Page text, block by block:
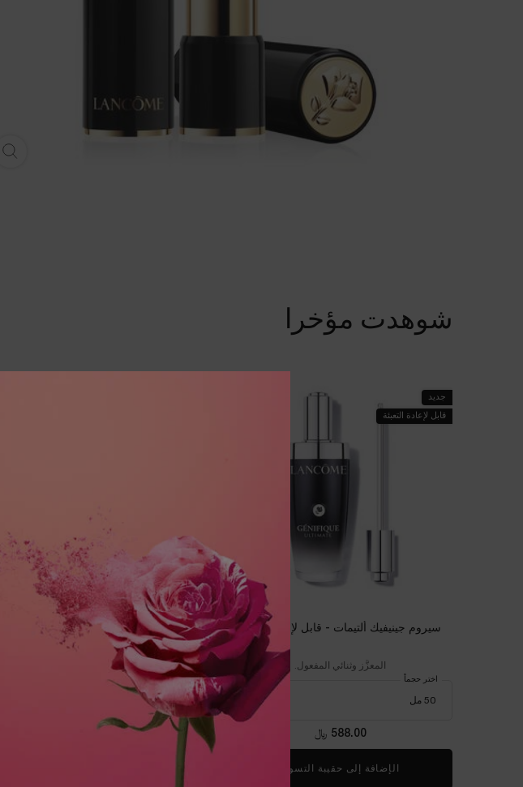
PDP Slot 1 Sectionشوهدت مؤخرا
جديد
قابل لإعادة التعبئة
سيروم جينيفيك ألتيمات - قابل لإعادة التعبئة
المعزَّز وثنائي المفعول.
اختر حجماً
588.00 ﷼
الإضافة إلى حقيبة التسوق
سيروم لاش ريفيتالايزنغ
سيروم لترطيب الرموش وتجديدها
لون:
One colour available